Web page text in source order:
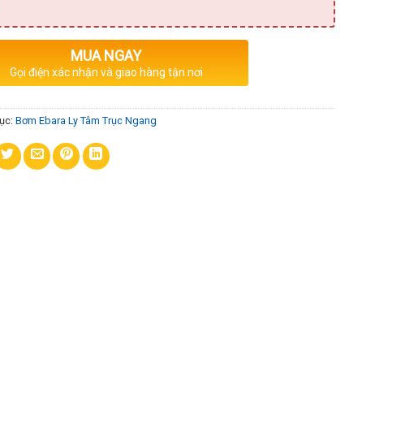
MUA NGAY
Gọi điện xác nhận và giao hàng tận nơi
Bơm Ebara Ly Tâm Trục Ngang